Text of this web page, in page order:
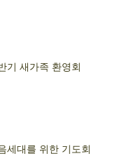
기 새가족 환영회
세대를 위한 기도회